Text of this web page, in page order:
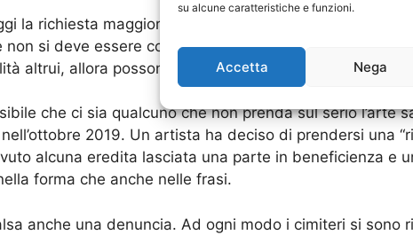
su alcune caratteristiche e funzioni.
Accetta Nega
la richiesta maggiore verte per le
non si deve essere comunque eccessivi perché
altrui, allora possono assolutamente rifiutarsi di
che ci sia qualcuno che non prenda sul serio
2019. Un artista ha deciso di prendersi una
alcuna eredita lasciata una parte in beneficienza e
forma che anche nelle frasi.
anche una denuncia. Ad ogni modo i cimiteri si